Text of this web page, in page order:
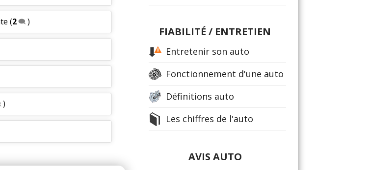
(2 )
)
FIABILITÉ / ENTRETIEN
Entretenir son auto
Fonctionnement d'une auto
Définitions auto
Les chiffres de l'auto
AVIS AUTO